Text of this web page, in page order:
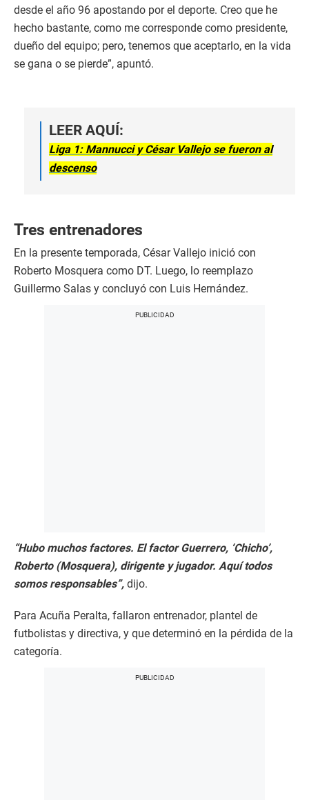
desde el año 96 apostando por el deporte. Creo que he
hecho bastante, como me corresponde como presidente,
dueño del equipo; pero, tenemos que aceptarlo, en la vida
se gana o se pierde”, apuntó.
LEER AQUÍ:
Liga 1: Mannucci y César Vallejo se fueron al
descenso
Tres entrenadores
En la presente temporada, César Vallejo inició con
Roberto Mosquera como DT. Luego, lo reemplazo
Guillermo Salas y concluyó con Luis Hernández.
“Hubo muchos factores. El factor Guerrero, ‘Chicho’,
Roberto (Mosquera), dirigente y jugador. Aquí todos
somos responsables”, dijo.
Para Acuña Peralta, fallaron entrenador, plantel de
futbolistas y directiva, y que determinó en la pérdida de la
categoría.